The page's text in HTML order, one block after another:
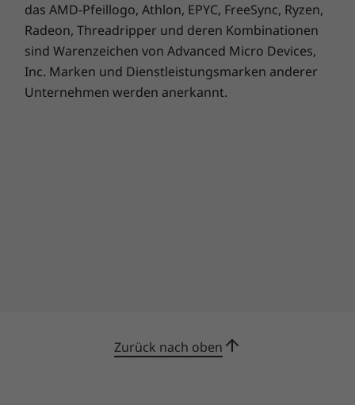
das AMD-Pfeillogo, Athlon, EPYC, FreeSync, Ryzen,
Radeon, Threadripper und deren Kombinationen
sind Warenzeichen von Advanced Micro Devices,
Inc. Marken und Dienstleistungsmarken anderer
Unternehmen werden anerkannt.
Zurück nach oben